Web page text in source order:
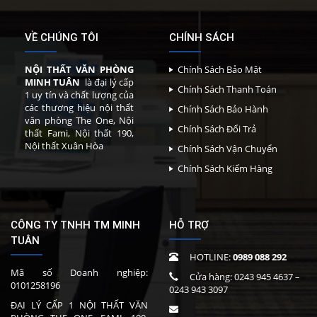
VỀ CHÚNG TÔI
NỘI THẤT VĂN PHÒNG
MINH TUÂN là đại lý cấp
1 uy tín và chất lượng của
các thương hiệu nội thất
văn phòng The One, Nội
thất Fami, Nội thất 190,
Nội thất Xuân Hòa
CHÍNH SÁCH
Chính Sách Bảo Mật
Chính Sách Thanh Toán
Chính Sách Bảo Hành
Chính Sách Đổi Trả
Chính Sách Vận Chuyển
Chính Sách Kiểm Hàng
CÔNG TY TNHH TM MINH
TUÂN
Mã số Doanh nghiệp:
0101258196
ĐẠI LÝ CẤP 1 NỘI THẤT VĂN
HỖ TRỢ
HOTLINE:0989 088 292
Cửa hàng:0243 945 4637–
0243 943 3097